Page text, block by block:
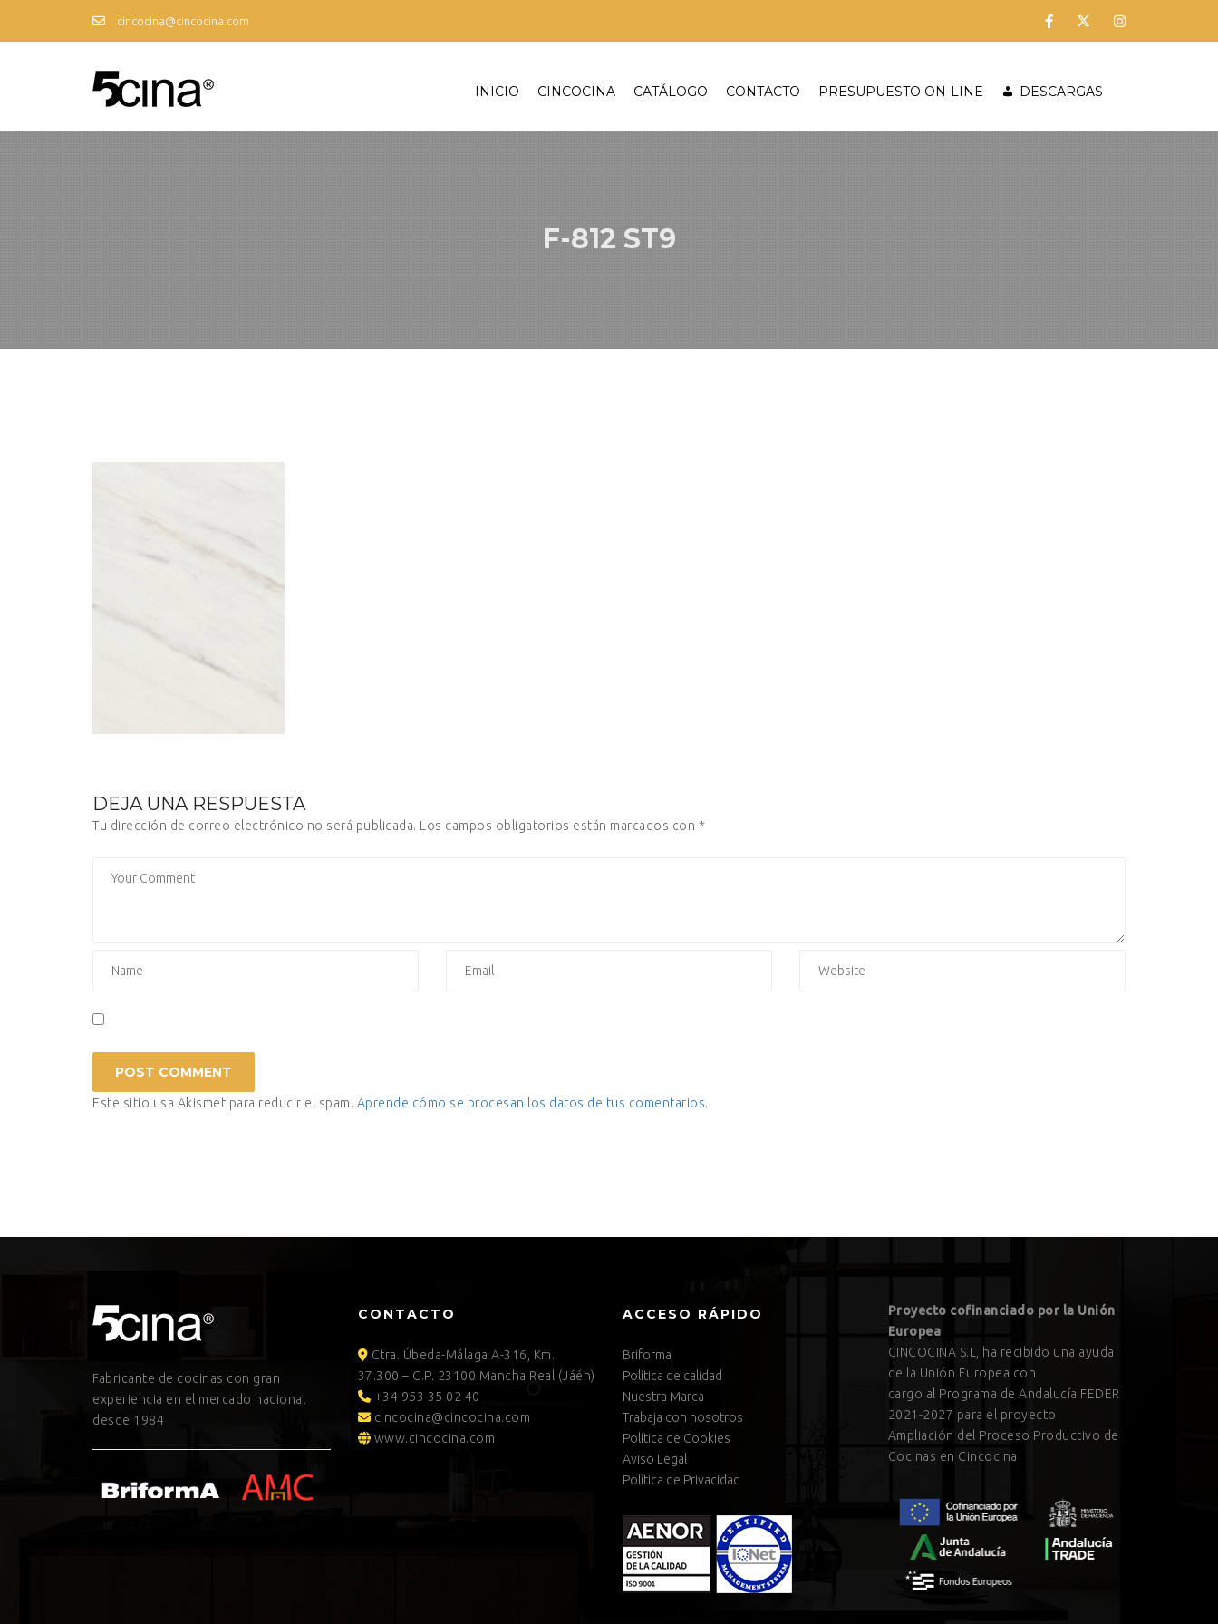
cincocina@cincocina.com
INICIO CINCOCINA CATÁLOGO CONTACTO PRESUPUESTO ON-LINE DESCARGAS
F-812 ST9
DEJA UNA RESPUESTA
Tu dirección de correo electrónico no será publicada. Los campos obligatorios están marcados con *
Este sitio usa Akismet para reducir el spam. Aprende cómo se procesan los datos de tus comentarios.
Fabricante de cocinas con gran
experiencia en el mercado nacional
desde 1984
CONTACTO
Ctra. Úbeda-Málaga A-316, Km.
37.300 – C.P. 23100 Mancha Real (Jáén)
+34 953 35 02 40
cincocina@cincocina.com
www.cincocina.com
ACCESO RÁPIDO
Briforma
Política de calidad
Nuestra Marca
Trabaja con nosotros
Política de Cookies
Aviso Legal
Política de Privacidad
Proyecto cofinanciado por la Unión
Europea
CINCOCINA S.L, ha recibido una ayuda
de la Unión Europea con
cargo al Programa de Andalucía FEDER
2021-2027 para el proyecto
Ampliación del Proceso Productivo de
Cocinas en Cincocina